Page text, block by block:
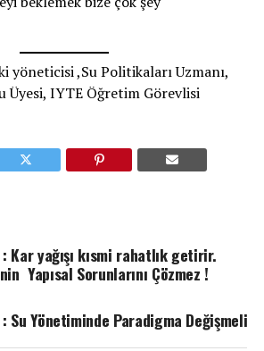
yöneticisi ,Su Politikaları Uzmanı,
Üyesi, IYTE Öğretim Görevlisi
: Kar yağışı kısmi rahatlık getirir.
Yapısal Sorunlarını Çözmez !
: Su Yönetiminde Paradigma Değişmeli